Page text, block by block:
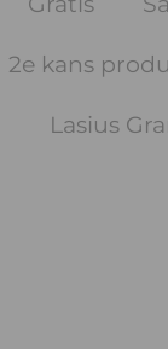
2e kans
Lasius